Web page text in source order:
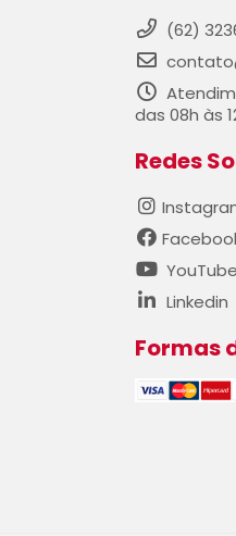
(62)
das 08h às
Redes
YouTube
Linkedin
Formas